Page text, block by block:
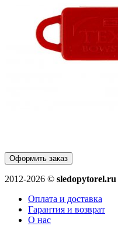
Оформить заказ
2012-2026 © sledopytorel.ru
Оплата и доставка
Гарантия и возврат
О нас